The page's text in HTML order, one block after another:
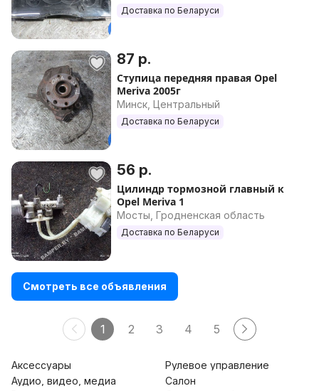
Доставка по Беларуси
87 р.
Ступица передняя правая Opel
Meriva 2005г
Минск, Центральный
Доставка по Беларуси
56 р.
Цилиндр тормозной главный к
Opel Meriva 1
Мосты, Гродненская область
Доставка по Беларуси
Смотреть все объявления
1 2 3 4 5
Аксессуары
Аудио, видео, медиа
Рулевое управление
Салон